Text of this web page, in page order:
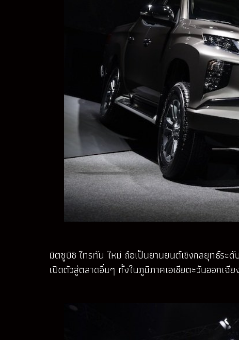
มิตซูบิชิ ไทรทัน ใหม่ ถือเป็นยานยนต์เชิงกลยุทธ์ระ
เปิดตัวสู่ตลาดอื่นๆ ทั้งในภูมิภาคเอเชียตะวันออกเฉี